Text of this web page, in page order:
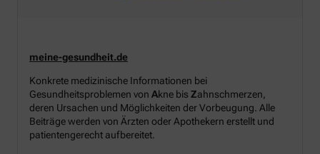
meine-gesundheit.de
Konkrete medizinische Informationen bei
Gesundheitsproblemen von Akne bis Zahnschmerzen,
deren Ursachen und Möglichkeiten der Vorbeugung. Alle
Beiträge werden von Ärzten oder Apothekern erstellt und
patientengerecht aufbereitet.